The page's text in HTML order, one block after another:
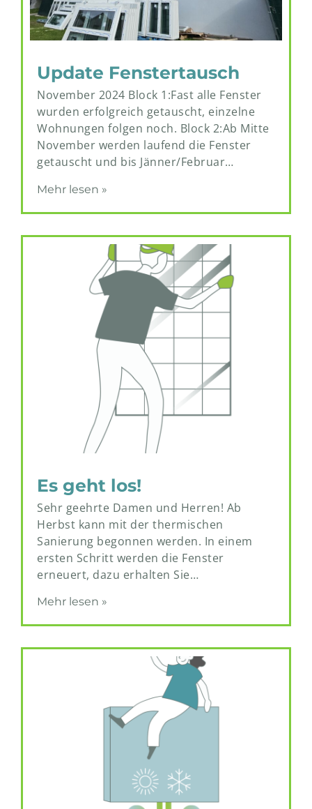
Update Fenstertausch
November 2024 Block 1:Fast alle Fenster
wurden erfolgreich getauscht, einzelne
Wohnungen folgen noch. Block 2:Ab Mitte
November werden laufend die Fenster
getauscht und bis Jänner/Februar…
Mehr lesen »
Es geht los!
Sehr geehrte Damen und Herren! Ab
Herbst kann mit der thermischen
Sanierung begonnen werden. In einem
ersten Schritt werden die Fenster
erneuert, dazu erhalten Sie…
Mehr lesen »